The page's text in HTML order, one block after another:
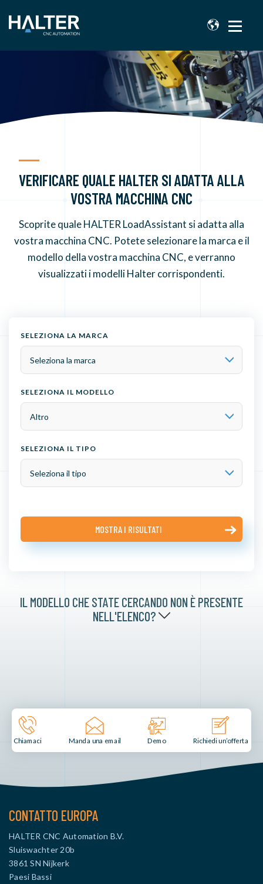
VERIFICARE QUALE HALTER SI ADATTA ALLA
VOSTRA MACCHINA CNC
Scoprite quale HALTER LoadAssistant si adatta alla
vostra macchina CNC. Potete selezionare la marca e il
modello della vostra macchina CNC, e verranno
visualizzati i modelli Halter corrispondenti.
SELEZIONA LA MARCA
SELEZIONA IL MODELLO
SELEZIONA IL TIPO
MOSTRA I RISULTATI
IL MODELLO CHE STATE CERCANDO NON È PRESENTE
NELL'ELENCO?
Chiamaci Manda una email Demo Richiedi un’offerta
CONTATTO EUROPA
HALTER CNC Automation B.V.
Sluiswachter 20b
3861 SN Nijkerk
Paesi Bassi